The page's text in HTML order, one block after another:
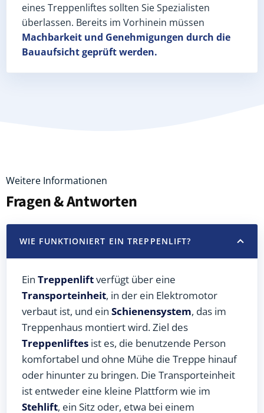
eines Treppenliftes sollten Sie Spezialisten
überlassen. Bereits im Vorhinein müssen
Machbarkeit und Genehmigungen durch die
Bauaufsicht geprüft werden.
Weitere Informationen
Fragen & Antworten
WIE FUNKTIONIERT EIN TREPPENLIFT?
Ein Treppenliftverfügt über eine
Transporteinheit, in der ein Elektromotor
verbaut ist, und ein Schienensystem, das im
Treppenhaus montiert wird. Ziel des
Treppenliftes ist es, die benutzende Person
komfortabel und ohne Mühe die Treppe hinauf
oder hinunter zu bringen. Die Transporteinheit
ist entweder eine kleine Plattform wie im
Stehlift, ein Sitz oder, etwa bei einem